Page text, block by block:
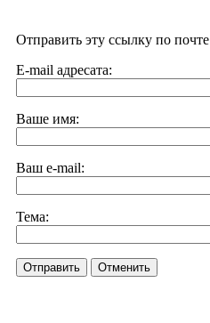
Отправить эту ссылку по почте
E-mail адресата:
Ваше имя:
Ваш e-mail:
Тема:
Отправить Отменить